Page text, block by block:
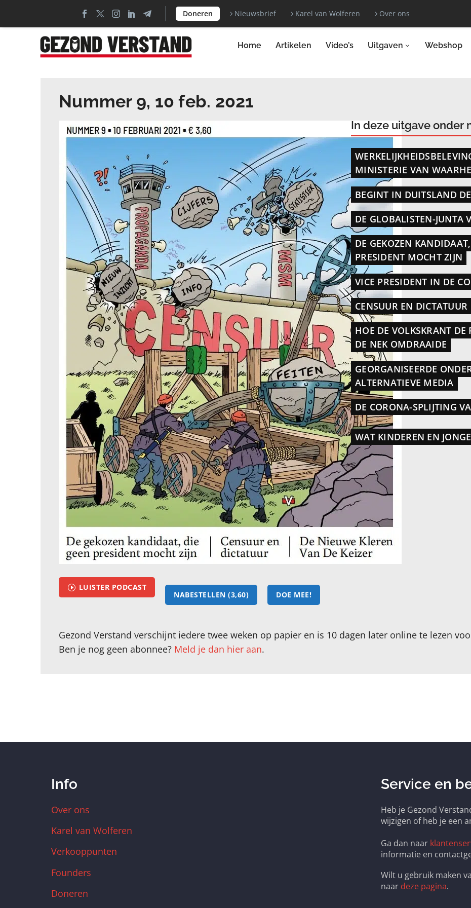
Doneren Nieuwsbrief Karel van Wolferen Over ons
Home Artikelen Video’s Uitgaven Webshop
Nummer 9, 10 feb. 2021
In deze uitgave onder
MINISTERIE VAN
BEGINT IN DUITSLAND
DE GLOBALISTEN-JUNTA
DE GEKOZEN
PRESIDENT MOCHT ZIJN
VICE PRESIDENT IN DE
CENSUUR EN DICTATUUR
HOE DE VOLKSKRANT DE
DE NEK OMDRAAIDE
GEORGANISEERDE
ALTERNATIEVE MEDIA
DE CORONA-SPLIJTING
WAT KINDEREN EN
I LUISTER PODCAST
NABESTELLEN (3,60) DOE MEE!
Gezond Verstand verschijnt iedere twee weken op papier en is 10 dagen later online te lezen
Ben je nog geen abonnee? Meld je dan hier aan.
Info
Over ons
Karel van Wolferen
Verkooppunten
Founders
Doneren
Service en
Heb je Gezond
wijzigen of heb je een
Ga dan naar
informatie en
Wilt u gebruik maken
naar deze pagina.